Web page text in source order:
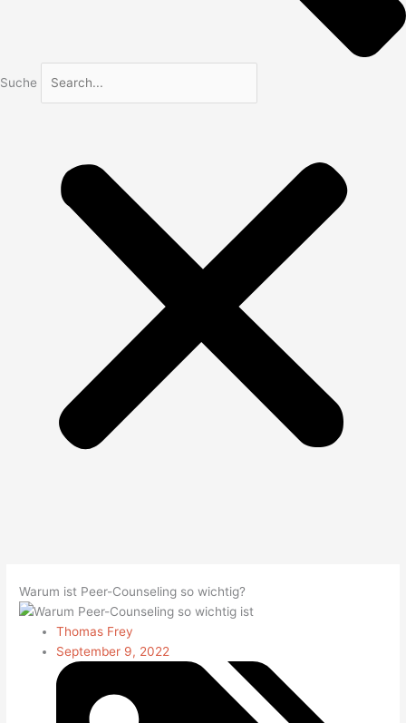
Suche
Warum ist Peer-Counseling so wichtig?
Thomas Frey
September 9, 2022